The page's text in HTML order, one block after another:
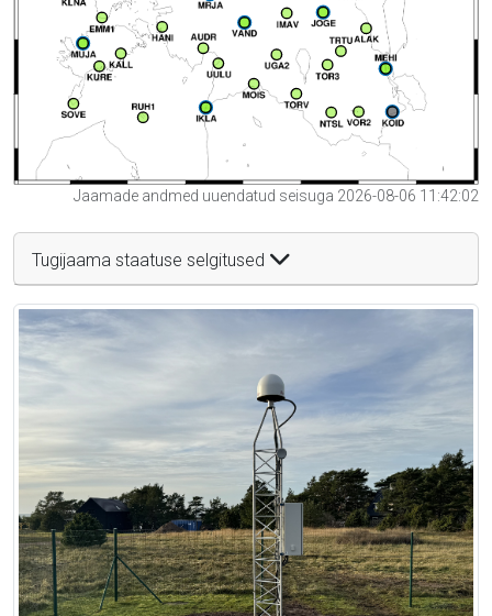
Jaamade andmed uuendatud seisuga 2026-08-06 11:42:02
Tugijaama staatuse selgitused